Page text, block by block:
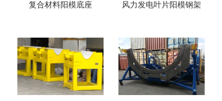
复合材料阳模底座 风力发电叶片阳模钢架